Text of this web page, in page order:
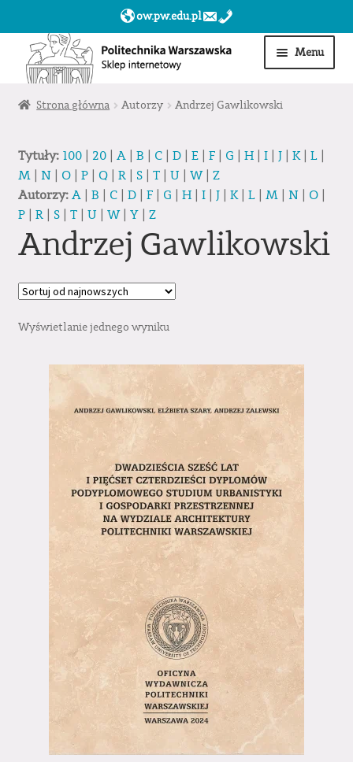
ow.pw.edu.pl
Przejdź
do
nawigacji
Przejdź
do
treści
Menu
Start
Moje konto
Obserwowane
Strona główna Autorzy Andrzej Gawlikowski
Tytuły: 100| 20| A| B C| D| E| F| G H| I| J| K| L|
M| N| O| P| Q| R| S| T| U W| Z
Autorzy: A| B C| D| F| G H| I| J| K| L| M| N| O|
P| R| S| T| U W| Y| Z
Andrzej Gawlikowski
Wyświetlanie jednego wyniku